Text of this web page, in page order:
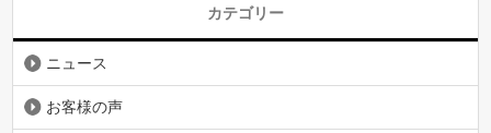
カテゴリー
ニュース
お客様の声